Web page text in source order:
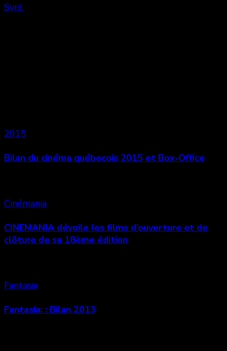
Syril
2015
Bilan du cinéma québecois 2015 et Box-Office
Cinémania
CINEMANIA dévoile les films d’ouverture et de
clôture de sa 18ème édition
Fantasia
Fantasia: : Bilan 2013